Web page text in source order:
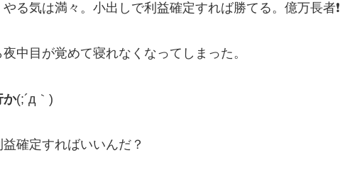
る気は満々。小出しで利益確定すれば勝てる。億万長者❗
中目が覚めて寝れなくなってしまった。
か(;´д｀)
確定すればいいんだ？